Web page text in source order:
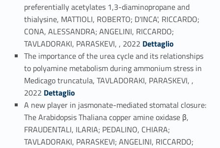
preferentially acetylates 1,3-diaminopropane and
thialysine, MATTIOLI, ROBERTO; D'INCA', RICCARDO;
CONA, ALESSANDRA; ANGELINI, RICCARDO;
TAVLADORAKI, PARASKEVI, , 2022 Link identifier #identifier_person_55448-3Dettaglio
The importance of the urea cycle and its relationships
to polyamine metabolism during ammonium stress in
Medicago truncatula, TAVLADORAKI, PARASKEVI, ,
2022 Link identifier #identifier_person_125613-4Dettaglio
A new player in jasmonate-mediated stomatal closure:
The Arabidopsis Thaliana copper amine oxidase β,
FRAUDENTALI, ILARIA; PEDALINO, CHIARA;
TAVLADORAKI, PARASKEVI; ANGELINI, RICCARDO;